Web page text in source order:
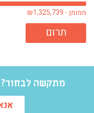
ממומן - ₪1,325,739
תרום
מתקשה לבחור?